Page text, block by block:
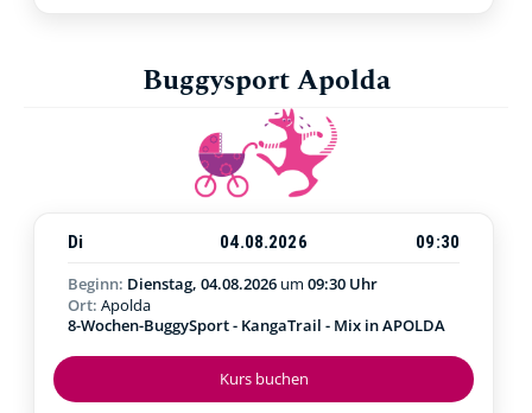
Buggysport Apolda
Kurs buchen
Di 04.08.2026
09:30
Beginn: Dienstag, 04.08.2026 um 09:30 Uhr
Ort: Apolda
8-Wochen-BuggySport - KangaTrail - Mix in APOLDA